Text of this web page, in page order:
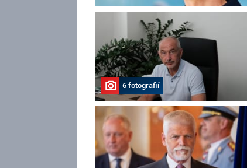
6 fotografií